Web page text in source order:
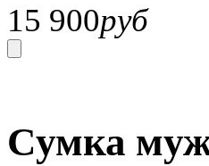
15 900руб
Сумка